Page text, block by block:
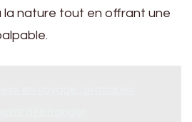
nature tout en offrant une